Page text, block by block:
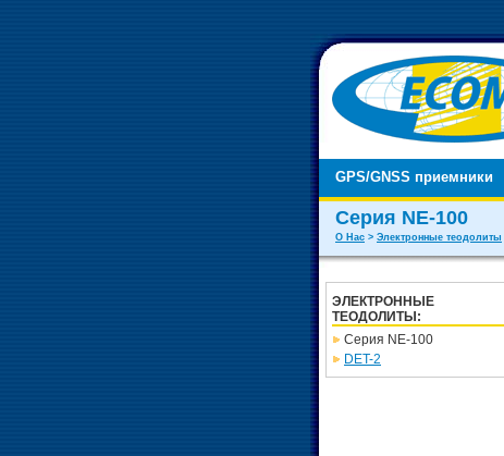
GPS/GNSS приемники
Серия NE-100
О Нас > Электронные теодолиты
ЭЛЕКТРОННЫЕ
ТЕОДОЛИТЫ:
Серия NE-100
DET-2